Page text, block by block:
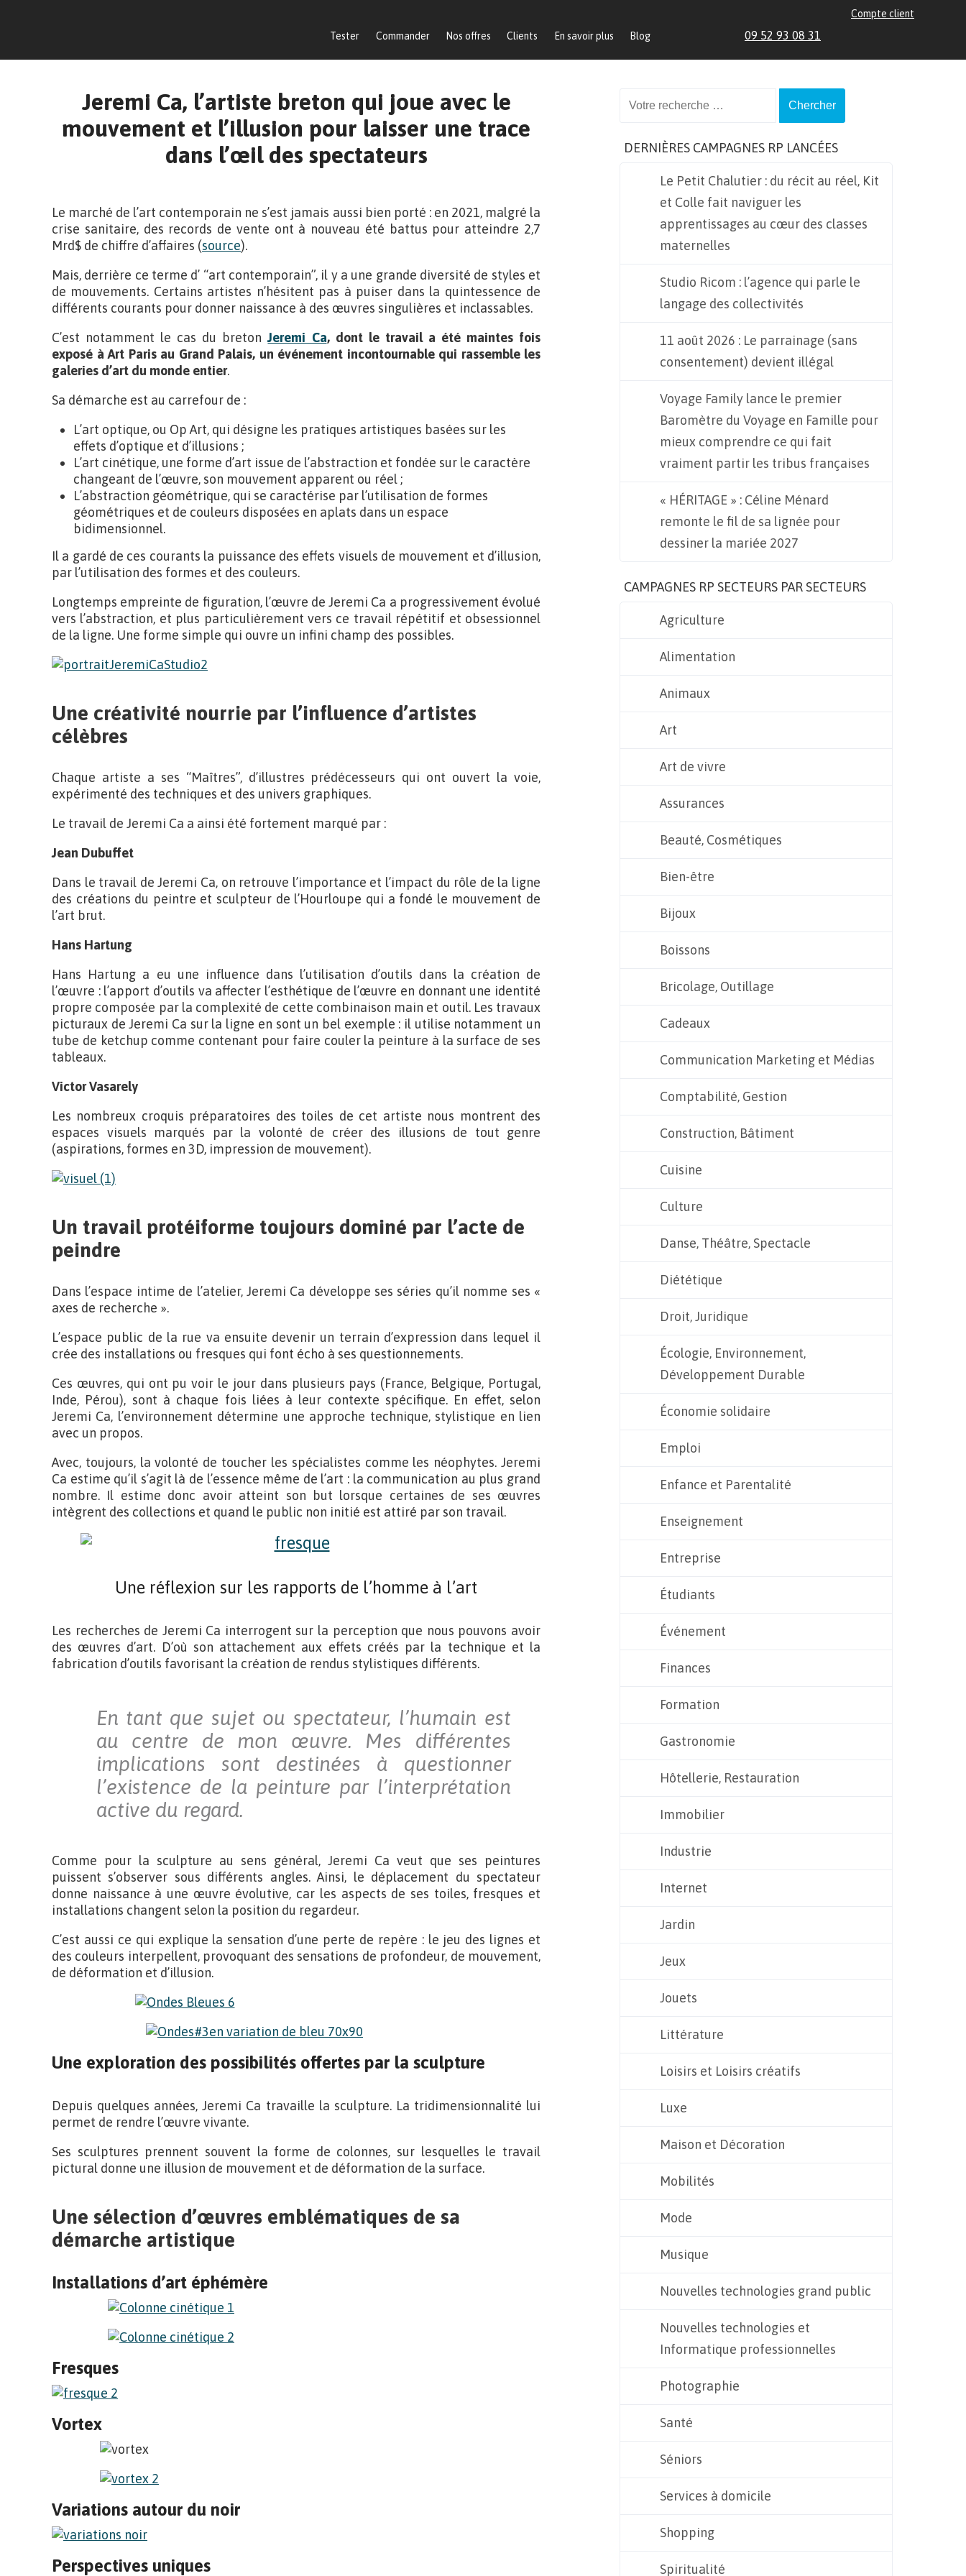
Tester Commander Nos offres Clients En savoir plus Blog
Compte client
09 52 93 08 31
Jeremi Ca, l’artiste breton qui joue avec le
mouvement et l’illusion pour laisser une trace
dans l’œil des spectateurs
Le marché de l’art contemporain ne s’est jamais aussi bien porté : en 2021, malgré la
crise sanitaire, des records de vente ont à nouveau été battus pour atteindre 2,7
Mrd$ de chiffre d’affaires (source).
Mais, derrière ce terme d’ “art contemporain”, il y a une grande diversité de styles et
de mouvements. Certains artistes n’hésitent pas à puiser dans la quintessence de
différents courants pour donner naissance à des œuvres singulières et inclassables.
C’est notamment le cas du bretonJeremi Ca, dont le travail a été maintes fois
exposé à Art Paris au Grand Palais, un événement incontournable qui rassemble les
galeries d’art du monde entier.
Sa démarche est au carrefour de :
L’art optique, ou Op Art, qui désigne les pratiques artistiques basées sur les
effets d’optique et d’illusions ;
L’art cinétique, une forme d’art issue de l’abstraction et fondée sur le caractère
changeant de l’œuvre, son mouvement apparent ou réel ;
L’abstraction géométrique, qui se caractérise par l’utilisation de formes
géométriques et de couleurs disposées en aplats dans un espace
bidimensionnel.
Il a gardé de ces courants la puissance des effets visuels de mouvement et d’illusion,
par l’utilisation des formes et des couleurs.
Longtemps empreinte de figuration, l’œuvre de Jeremi Ca a progressivement évolué
vers l’abstraction, et plus particulièrement vers ce travail répétitif et obsessionnel
de la ligne. Une forme simple qui ouvre un infini champ des possibles.
Une créativité nourrie par l’influence d’artistes
célèbres
Chaque artiste a ses “Maîtres”, d’illustres prédécesseurs qui ont ouvert la voie,
expérimenté des techniques et des univers graphiques.
Le travail de Jeremi Ca a ainsi été fortement marqué par :
Jean Dubuffet
Dans le travail de Jeremi Ca, on retrouve l’importance et l’impact du rôle de la ligne
des créations du peintre et sculpteur de l’Hourloupe qui a fondé le mouvement de
l’art brut.
Hans Hartung
Hans Hartung a eu une influence dans l’utilisation d’outils dans la création de
l’œuvre : l’apport d’outils va affecter l’esthétique de l’œuvre en donnant une identité
propre composée par la complexité de cette combinaison main et outil. Les travaux
picturaux de Jeremi Ca sur la ligne en sont un bel exemple : il utilise notamment un
tube de ketchup comme contenant pour faire couler la peinture à la surface de ses
tableaux.
Victor Vasarely
Les nombreux croquis préparatoires des toiles de cet artiste nous montrent des
espaces visuels marqués par la volonté de créer des illusions de tout genre
(aspirations, formes en 3D, impression de mouvement).
Un travail protéiforme toujours dominé par l’acte de
peindre
Dans l’espace intime de l’atelier, Jeremi Ca développe ses séries qu’il nomme ses «
axes de recherche ».
L’espace public de la rue va ensuite devenir un terrain d’expression dans lequel il
crée des installations ou fresques qui font écho à ses questionnements.
Ces œuvres, qui ont pu voir le jour dans plusieurs pays (France, Belgique, Portugal,
Inde, Pérou), sont à chaque fois liées à leur contexte spécifique. En effet, selon
Jeremi Ca, l’environnement détermine une approche technique, stylistique en lien
avec un propos.
Avec, toujours, la volonté de toucher les spécialistes comme les néophytes. Jeremi
Ca estime qu’il s’agit là de l’essence même de l’art : la communication au plus grand
nombre. Il estime donc avoir atteint son but lorsque certaines de ses œuvres
intègrent des collections et quand le public non initié est attiré par son travail.
Une réflexion sur les rapports de l’homme à l’art
Les recherches de Jeremi Ca interrogent sur la perception que nous pouvons avoir
des œuvres d’art. D’où son attachement aux effets créés par la technique et la
fabrication d’outils favorisant la création de rendus stylistiques différents.
En tant que sujet ou spectateur, l’humain est
au centre de mon œuvre. Mes différentes
implications sont destinées à questionner
l’existence de la peinture par l’interprétation
active du regard.
Comme pour la sculpture au sens général, Jeremi Ca veut que ses peintures
puissent s’observer sous différents angles. Ainsi, le déplacement du spectateur
donne naissance à une œuvre évolutive, car les aspects de ses toiles, fresques et
installations changent selon la position du regardeur.
C’est aussi ce qui explique la sensation d’une perte de repère : le jeu des lignes et
des couleurs interpellent, provoquant des sensations de profondeur, de mouvement,
de déformation et d’illusion.
Une exploration des possibilités offertes par la sculpture
Depuis quelques années, Jeremi Ca travaille la sculpture. La tridimensionnalité lui
permet de rendre l’œuvre vivante.
Ses sculptures prennent souvent la forme de colonnes, sur lesquelles le travail
pictural donne une illusion de mouvement et de déformation de la surface.
Une sélection d’œuvres emblématiques de sa
démarche artistique
Installations d’art éphémère
Fresques
Vortex
Variations autour du noir
Perspectives uniques
DERNIÈRES CAMPAGNES RP LANCÉES
Le Petit Chalutier : du récit au réel, Kit
et Colle fait naviguer les
apprentissages au cœur des classes
maternelles
Studio Ricom : l’agence qui parle le
langage des collectivités
11 août 2026 : Le parrainage (sans
consentement) devient illégal
Voyage Family lance le premier
Baromètre du Voyage en Famille pour
mieux comprendre ce qui fait
vraiment partir les tribus françaises
« HÉRITAGE » : Céline Ménard
remonte le fil de sa lignée pour
dessiner la mariée 2027
CAMPAGNES RP SECTEURS PAR SECTEURS
Agriculture
Alimentation
Animaux
Art
Art de vivre
Assurances
Beauté, Cosmétiques
Bien-être
Bijoux
Boissons
Bricolage, Outillage
Cadeaux
Communication Marketing et Médias
Comptabilité, Gestion
Construction, Bâtiment
Cuisine
Culture
Danse, Théâtre, Spectacle
Diététique
Droit, Juridique
Écologie, Environnement,
Développement Durable
Économie solidaire
Emploi
Enfance et Parentalité
Enseignement
Entreprise
Étudiants
Événement
Finances
Formation
Gastronomie
Hôtellerie, Restauration
Immobilier
Industrie
Internet
Jardin
Jeux
Jouets
Littérature
Loisirs et Loisirs créatifs
Luxe
Maison et Décoration
Mobilités
Mode
Musique
Nouvelles technologies grand public
Nouvelles technologies et
Informatique professionnelles
Photographie
Santé
Séniors
Services à domicile
Shopping
Spiritualité